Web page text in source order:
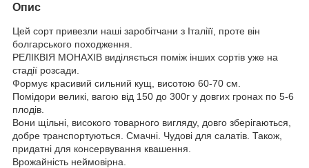
Опис
Цей сорт привезли наші заробітчани з Італіїї, проте він
болгарського походження.
РЕЛІКВІЯ МОНАХІВ виділяється поміж інших сортів уже на
стадії розсади.
Формує красивий сильний кущ, висотою 60-70 см.
Помідори великі, вагою від 150 до 300г у довгих гронах по 5-6
плодів.
Вони щільні, високого товарного вигляду, довго зберігаються,
добре транспортуються. Смачні. Чудові для салатів. Також,
придатні для консервування квашення.
Врожайність неймовірна.